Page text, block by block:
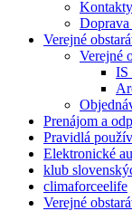
Kontakty
Verejné
Verejné
IS
Prenájom a
Pravidlá
Elektronické
klub
climaforceelife
Verejné